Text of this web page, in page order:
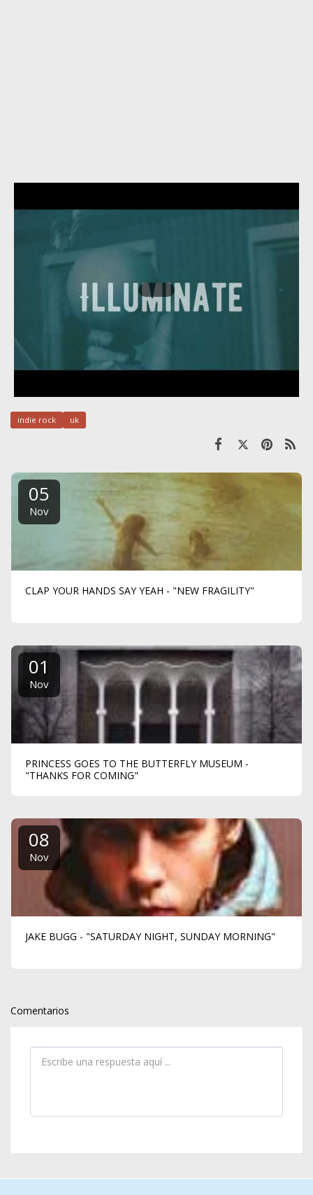
indie rock uk
05
Nov
CLAP YOUR HANDS SAY YEAH - "NEW FRAGILITY"
01
Nov
PRINCESS GOES TO THE BUTTERFLY MUSEUM -
"THANKS FOR COMING"
08
Nov
JAKE BUGG - "SATURDAY NIGHT, SUNDAY MORNING"
Comentarios